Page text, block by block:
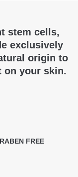
stem cells,
exclusively
origin to
on your skin.
FREE